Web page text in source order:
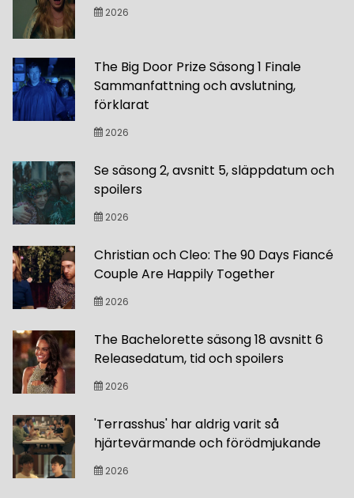
2026
The Big Door Prize Säsong 1 Finale
Sammanfattning och avslutning,
förklarat
2026
Se säsong 2, avsnitt 5, släppdatum och
spoilers
2026
Christian och Cleo: The 90 Days Fiancé
Couple Are Happily Together
2026
The Bachelorette säsong 18 avsnitt 6
Releasedatum, tid och spoilers
2026
'Terrasshus' har aldrig varit så
hjärtevärmande och förödmjukande
2026